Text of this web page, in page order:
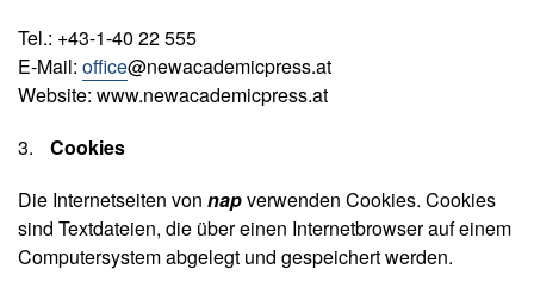
Tel.: +43-1-40 22 555
E-Mail: office@newacademicpress.at
Website: www.newacademicpress.at
Cookies
Die Internetseiten von napverwenden Cookies. Cookies
sind Textdateien, die über einen Internetbrowser auf einem
Computersystem abgelegt und gespeichert werden.